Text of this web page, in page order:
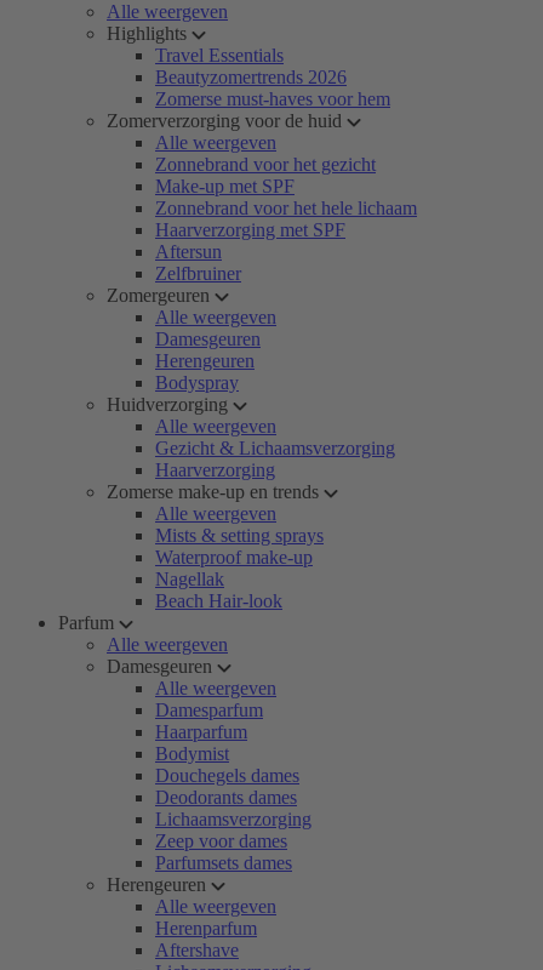
Alle weergeven
Highlights
Travel Essentials
Beautyzomertrends 2026
Zomerse must-haves voor hem
Zomerverzorging voor de huid
Alle weergeven
Zonnebrand voor het gezicht
Make-up met SPF
Zonnebrand voor het hele lichaam
Haarverzorging met SPF
Aftersun
Zelfbruiner
Zomergeuren
Alle weergeven
Damesgeuren
Herengeuren
Bodyspray
Huidverzorging
Alle weergeven
Gezicht & Lichaamsverzorging
Haarverzorging
Zomerse make-up en trends
Alle weergeven
Mists & setting sprays
Waterproof make-up
Nagellak
Beach Hair-look
Parfum
Alle weergeven
Damesgeuren
Alle weergeven
Damesparfum
Haarparfum
Bodymist
Douchegels dames
Deodorants dames
Lichaamsverzorging
Zeep voor dames
Parfumsets dames
Herengeuren
Alle weergeven
Herenparfum
Aftershave